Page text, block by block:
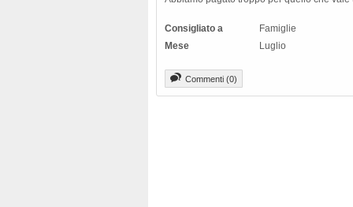
Consigliato a
Famiglie
Mese
Luglio
Commenti (0)